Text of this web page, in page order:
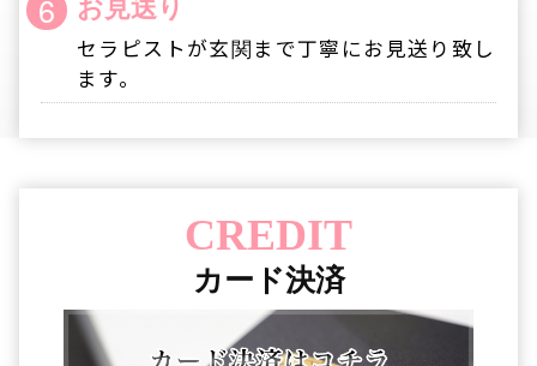
◆ご来店してからのキャンセルやコース時間の変
更はお受け出来ません。
また他のセラピストへのご指名の変更も出来
かねますのでご了承下さいませ。
い申し上げます。
分ご利用時間が短くなってしまう事をご了承下
【禁止事項】
◆18歳未満の方のご利用はお断りしております。
◆公衆電話・非通知でのお電話はお受け致してお
りませんので予めご了承下さい。